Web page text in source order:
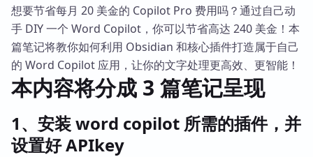
想要节省每月 20 美金的 Copilot Pro 费用吗？通过自己动
手 DIY 一个 Word Copilot，你可以节省高达 240 美金！本
篇笔记将教你如何利用 Obsidian 和核心插件打造属于自己
的 Word Copilot 应用，让你的文字处理更高效、更智能！
本内容将分成 3 篇笔记呈现
1、安装 word copilot 所需的插件，并
设置好 APIkey